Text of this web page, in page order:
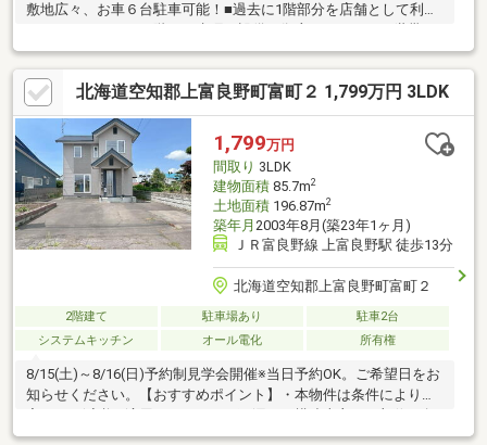
敷地広々、お車６台駐車可能！■過去に1階部分を店舗として利用
しても◎居住用だけではなく店舗や事務所と併用することも可能
な物件です♪■ローソン豊岡１２条一丁目店：徒歩約１分、ベスト
プライス１０条通店：徒歩約３分など買い物施設や飲食店が周辺
に多数御座います。■空き家のためいつでもご見学可能です♪内覧
のお問い合わせお待ちいたしております！
北海道空知郡上富良野町富町２ 1,799万円 3LDK
1,799万円
間取り 3LDK
建物面積85.7m2
土地面積196.87m2
築年月 2003年8月(築23年1ヶ月)
ＪＲ富良野線 上富良野駅 徒歩13分
北海道空知郡上富良野町富町２
2階建て 駐車場あり
駐車2台
システムキッチン
オール電化 所有権
8/15(土)～8/16(日)予約制見学会開催※当日予約OK。ご希望日をお
知らせください。【おすすめポイント】・本物件は条件により住
宅ローン減税が適用されます。・雨漏り、構造上主要な部位の欠
陥や、腐食、給排水管の故障や漏水についてお引き渡しより2年間